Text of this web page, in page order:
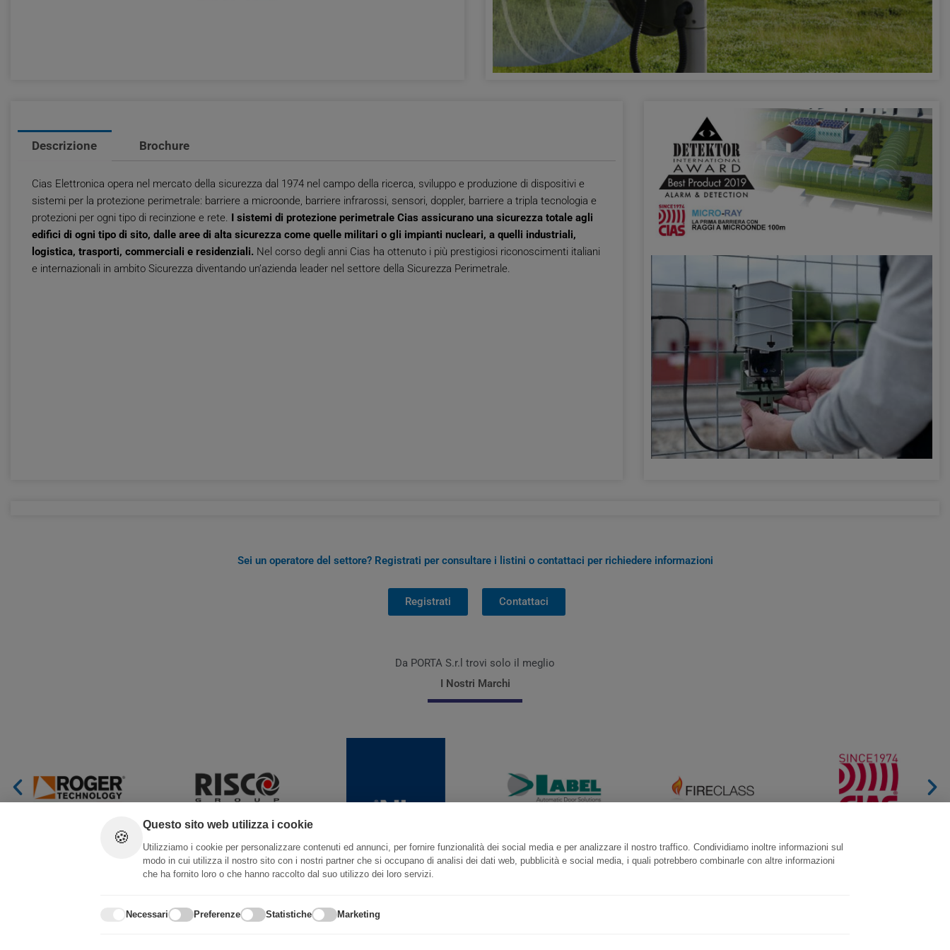
Descrizione Brochure
Cias Elettronica opera nel mercato della sicurezza dal 1974 nel campo della ricerca, sviluppo e produzione di dispositivi e
sistemi per la protezione perimetrale: barriere a microonde, barriere infrarossi, sensori, doppler, barriere a tripla tecnologia e
protezioni per ogni tipo di recinzione e rete. I sistemi di protezione perimetrale Cias assicurano una sicurezza totale agli
edifici di ogni tipo di sito, dalle aree di alta sicurezza come quelle militari o gli impianti nucleari, a quelli industriali,
logistica, trasporti, commerciali e residenziali. Nel corso degli anni Cias ha ottenuto i più prestigiosi riconoscimenti italiani
e internazionali in ambito Sicurezza diventando un’azienda leader nel settore della Sicurezza Perimetrale.
Sei un operatore del settore? Registrati per consultare i listini o contattaci per richiedere informazioni
Registrati Contattaci
Da PORTA S.r.l trovi solo il meglio
I Nostri Marchi
🍪
Questo sito web utilizza i cookie
Utilizziamo i cookie per personalizzare contenuti ed annunci, per fornire funzionalità dei social media e per analizzare il nostro traffico. Condividiamo inoltre informazioni sul
modo in cui utilizza il nostro sito con i nostri partner che si occupano di analisi dei dati web, pubblicità e social media, i quali potrebbero combinarle con altre informazioni
che ha fornito loro o che hanno raccolto dal suo utilizzo dei loro servizi.
Necessari Preferenze Statistiche Marketing